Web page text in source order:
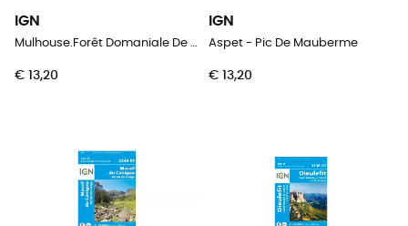
IGN
Mulhouse.Forêt Domaniale De La Hardt
€ 13,20
IGN
Aspet - Pic De Mauberme
€ 13,20